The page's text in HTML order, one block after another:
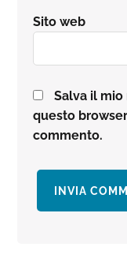
Sito web
Salva il
questo
commento.